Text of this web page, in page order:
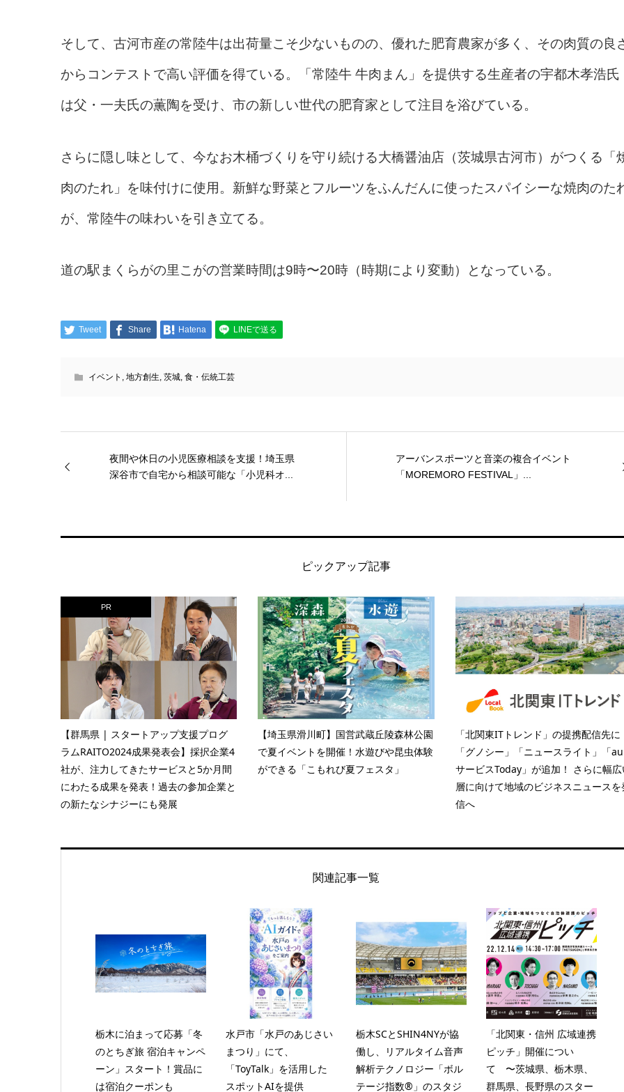
そして、古河市産の常陸牛は出荷量こそ少ないものの、優れた肥育農家が多く、その肉質の良
からコンテストで高い評価を得ている。「常陸牛 牛肉まん」を提供する生産者の宇都木孝浩氏
は父・一夫氏の薫陶を受け、市の新しい世代の肥育家として注目を浴びている。
さらに隠し味として、今なお木桶づくりを守り続ける大橋醤油店（茨城県古河市）がつくる「
肉のたれ」を味付けに使用。新鮮な野菜とフルーツをふんだんに使ったスパイシーな焼肉のた
が、常陸牛の味わいを引き立てる。
道の駅まくらがの里こがの営業時間は9時〜20時（時期により変動）となっている。
Tweet Share Hatena LINEで送る
イベント , 地方創生, 茨城, 食・伝統工芸
夜間や休日の小児医療相談を支援！埼玉県
深谷市で自宅から相談可能な「小児科オ...
アーバンスポーツと音楽の複合イベント
「MOREMORO FESTIVAL」...
ピックアップ記事
PR
【群馬県 | スタートアップ支援プログ
ラムRAITO2024成果発表会】採択企業4
社が、注力してきたサービスと5か月間
にわたる成果を発表！過去の参加企業と
の新たなシナジーにも発展
【埼玉県滑川町】国営武蔵丘陵森林公園
で夏イベントを開催！水遊びや昆虫体験
ができる「こもれび夏フェスタ」
「北関東ITトレンド」の提携配信先に
「グノシー」「ニュースライト」「au
サービスToday」が追加！ さらに幅広
層に向けて地域のビジネスニュースを
信へ
関連記事一覧
栃木に泊まって応募「冬
のとちぎ旅 宿泊キャンペ
ーン」スタート！賞品に
は宿泊クーポンも
水戸市「水戸のあじさい
まつり」にて、
「ToyTalk」を活用した
スポットAIを提供
栃木SCとSHIN4NYが協
働し、リアルタイム音声
解析テクノロジー「ボル
テージ指数®︎」のスタジ
「北関東・信州 広域連携
ピッチ」開催につい
て 〜茨城県、栃木県、
群馬県、長野県のスター